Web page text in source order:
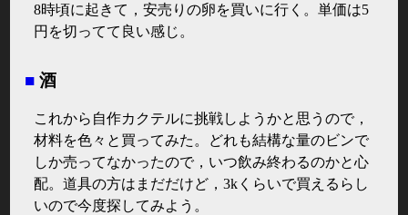
8時頃に起きて，安売りの卵を買いに行く。単価は5
円を切ってて良い感じ。
■ 酒
これから自作カクテルに挑戦しようかと思うので，
材料を色々と買ってみた。どれも結構な量のビンで
しか売ってなかったので，いつ飲み終わるのかと心
配。道具の方はまだだけど，3kくらいで買えるらし
いので今度探してみよう。